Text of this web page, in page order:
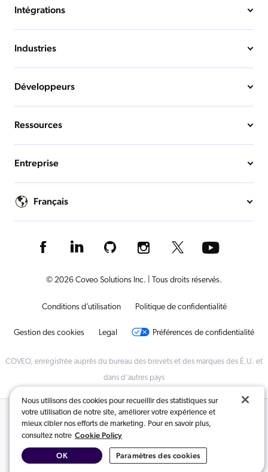
Intégrations
Industries
Développeurs
Ressources
Entreprise
Français
© 2026 Coveo Solutions Inc. | Tous droits réservés.
Conditions d’utilisation Politique de confidentialité
Gestion des cookies Legal Préférences de confidentialité
COVEO, enregistrée auprès du bureau des brevets et des marques des É.U. et
dans d'autres pays
Contenus connexes :
AI Search, Retrieval and Generative Answering (recherche, récupération
Nous utilisons des cookies pour recueillir des statistiques sur
votre utilisation de notre site, améliorer votre expérience et
mieux cibler nos efforts de marketing. Pour en savoir plus,
consultez notre Cookie Policy
Paramètres des cookies
OK